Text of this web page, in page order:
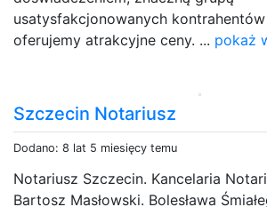
usatysfakcjonowanych
oferujemy atrakcyjne ceny. ... pokaż
Szczecin Notariusz
Dodano: 8 lat 5 miesięcy temu
Notariusz Szczecin. Kancelaria
Bartosz Masłowski. Bolesława